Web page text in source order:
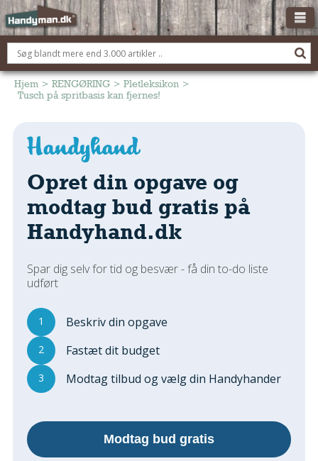
OM HANDYMAN.DK
FÅ 3 TILBUD
ANNONCERING
TØMRER/SNEDKER
Montage Og Nybyg
Reparation Og Vedligehold
Alt Om Køkkenet
Om Materialer
Andet
Regler Og Love
Udskiftning Og Montage
Om Materialer
Tips Og Tests
Montage Og Udskiftning
Reparation Og Vedligehold
Hjem > RENGØRING > Pletleksikon >
Tusch på spritbasis kan fjernes!
Opret din opgave og
modtag bud gratis på
Handyhand.dk
Spar dig selv for tid og besvær - få din to-do liste
udført
1 Beskriv din opgave
2 Fastæt dit budget
3 Modtag tilbud og vælg din Handyhander
Modtag bud gratis